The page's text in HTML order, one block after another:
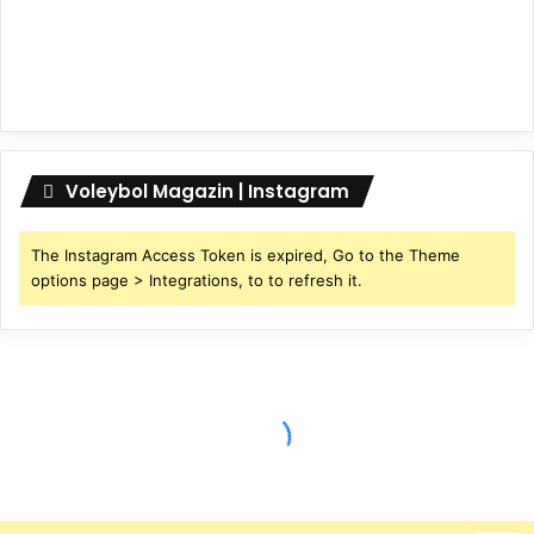
Voleybol Magazin | Instagram
The Instagram Access Token is expired, Go to the Theme
options page > Integrations, to to refresh it.